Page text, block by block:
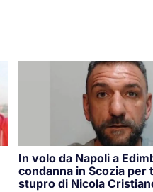
In volo da Napoli a
condanna in Scozia per
stupro di Nicola